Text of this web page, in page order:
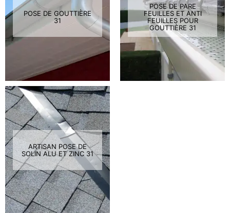
POSE DE GOUTTIÈRE
31
POSE DE PARE
FEUILLES ET ANTI
FEUILLES POUR
GOUTTIÈRE 31
ARTISAN POSE DE
SOLIN ALU ET ZINC 31